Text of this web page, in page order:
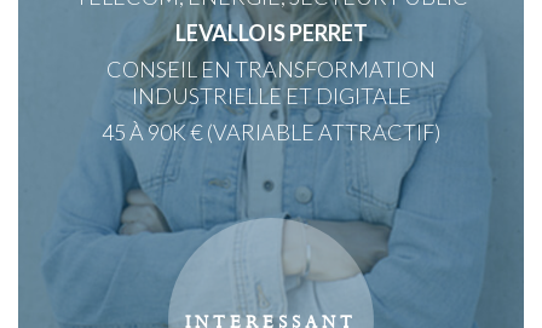
LEVALLOIS PERRET
CONSEIL EN TRANSFORMATION
INDUSTRIELLE ET DIGITALE
45 À 90K € (VARIABLE ATTRACTIF)